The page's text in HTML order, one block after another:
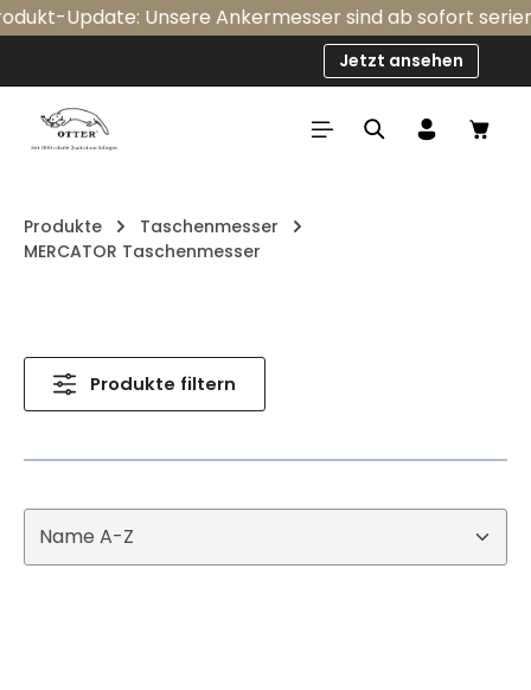
Zum Hauptinhalt springen
Update: Unsere Ankermesser sind ab sofort
Jetzt ansehen
Produkte
Taschenmesser
MERCATOR Taschenmesser
Produkte filtern